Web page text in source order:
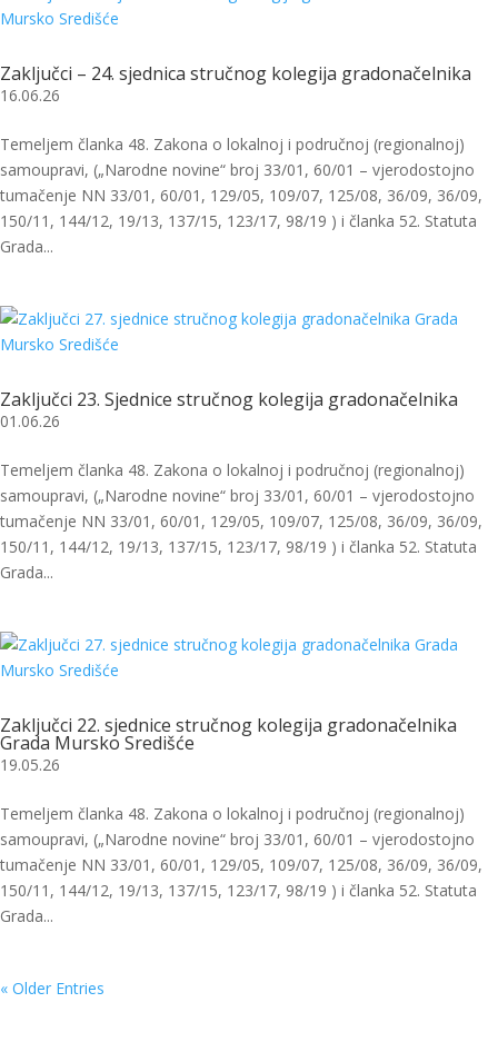
Zaključci – 24. sjednica stručnog kolegija gradonačelnika
16.06.26
Temeljem članka 48. Zakona o lokalnoj i područnoj (regionalnoj)
samoupravi, („Narodne novine“ broj 33/01, 60/01 – vjerodostojno
tumačenje NN 33/01, 60/01, 129/05, 109/07, 125/08, 36/09, 36/09,
150/11, 144/12, 19/13, 137/15, 123/17, 98/19 ) i članka 52. Statuta
Grada...
Zaključci 23. Sjednice stručnog kolegija gradonačelnika
01.06.26
Temeljem članka 48. Zakona o lokalnoj i područnoj (regionalnoj)
samoupravi, („Narodne novine“ broj 33/01, 60/01 – vjerodostojno
tumačenje NN 33/01, 60/01, 129/05, 109/07, 125/08, 36/09, 36/09,
150/11, 144/12, 19/13, 137/15, 123/17, 98/19 ) i članka 52. Statuta
Grada...
Zaključci 22. sjednice stručnog kolegija gradonačelnika
Grada Mursko Središće
19.05.26
Temeljem članka 48. Zakona o lokalnoj i područnoj (regionalnoj)
samoupravi, („Narodne novine“ broj 33/01, 60/01 – vjerodostojno
tumačenje NN 33/01, 60/01, 129/05, 109/07, 125/08, 36/09, 36/09,
150/11, 144/12, 19/13, 137/15, 123/17, 98/19 ) i članka 52. Statuta
Grada...
« Older Entries